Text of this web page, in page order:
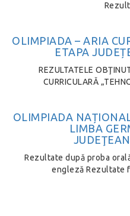
OLIMPIADA – ARIA
ETAPA
REZULTATELE
CURRICULARĂ
OLIMPIADA
LIMBA
Rezultate după proba
engleză Rezultate